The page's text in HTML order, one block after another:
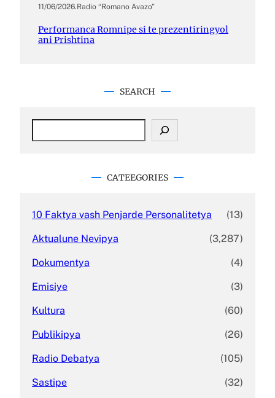
11/06/2026.Radio “Romano Avazo”
Performanca Romnipe si te prezentiringyol
ani Prishtina
SEARCH
CATEEGORIES
10 Faktya vash Penjarde Personalitetya (13)
Aktualune Nevipya (3,287)
Dokumentya (4)
Emisiye (3)
Kultura (60)
Publikipya (26)
Radio Debatya (105)
Sastipe (32)